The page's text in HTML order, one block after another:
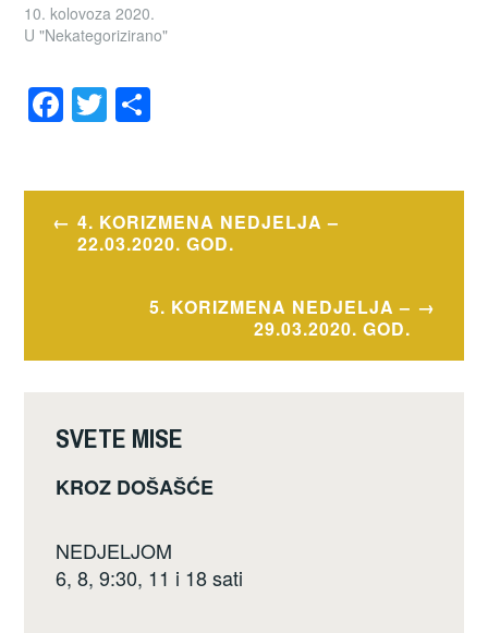
10. kolovoza 2020.
U "Nekategorizirano"
F
a
e
b
k
T
wi
er e
Navigacija
objava
4. KORIZMENA NEDJELJA –
22.03.2020. GOD.
5. KORIZMENA NEDJELJA –
29.03.2020. GOD.
SVETE MISE
KROZ DOŠAŠĆE
NEDJELJOM
6, 8, 9:30, 11 i 18 sati